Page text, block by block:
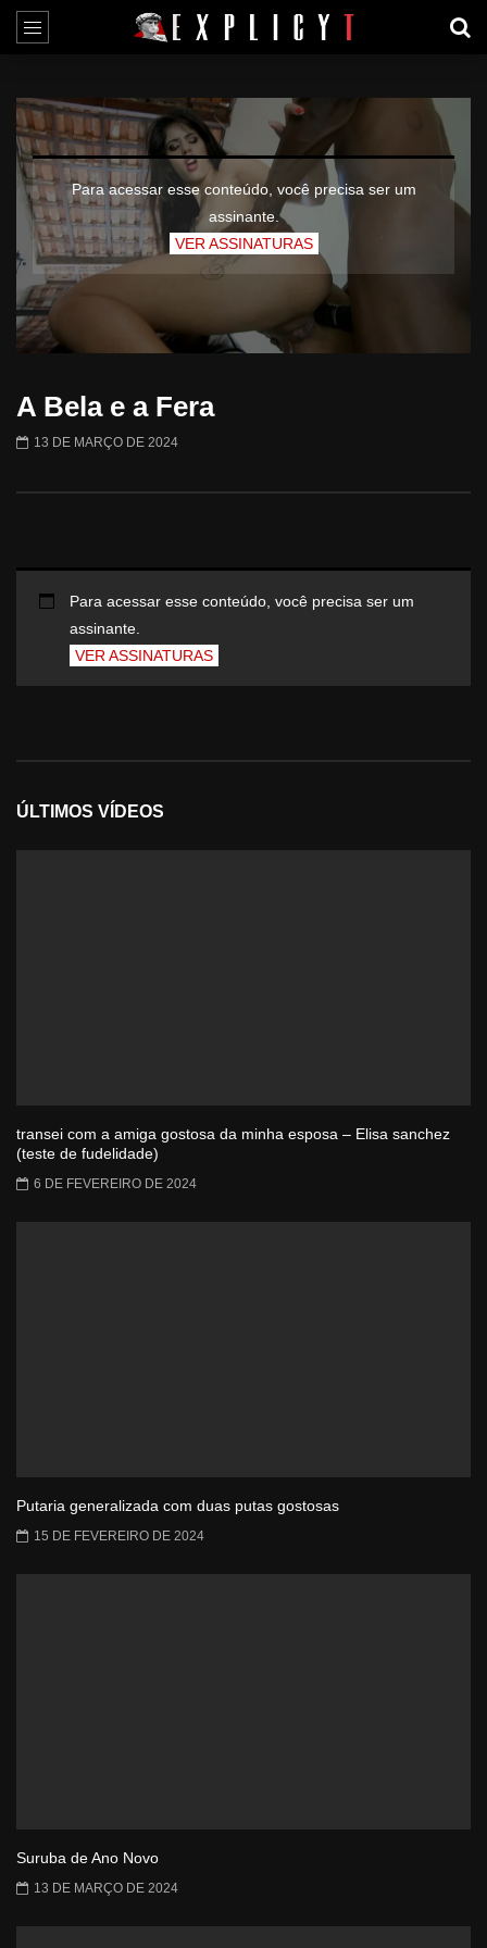
Para acessar esse conteúdo, você precisa ser um
assinante.
VER ASSINATURAS
A Bela e a Fera
13 DE MARÇO DE 2024
Para acessar esse conteúdo, você precisa ser um
assinante.
VER ASSINATURAS
ÚLTIMOS VÍDEOS
transei com a amiga gostosa da minha esposa – Elisa sanchez
(teste de fudelidade)
6 DE FEVEREIRO DE 2024
Putaria generalizada com duas putas gostosas
15 DE FEVEREIRO DE 2024
Suruba de Ano Novo
13 DE MARÇO DE 2024